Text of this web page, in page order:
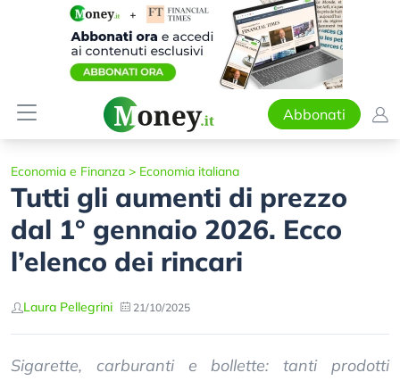
Abbonati
Economia e Finanza > Economia italiana
Tutti gli aumenti di prezzo
dal 1° gennaio 2026. Ecco
l’elenco dei rincari
Laura Pellegrini 21/10/2025
Sigarette, carburanti e bollette: tanti prodotti